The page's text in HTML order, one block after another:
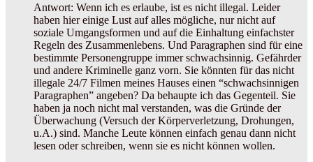
Antwort: Wenn ich es erlaube, ist es nicht illegal. Leider
haben hier einige Lust auf alles mögliche, nur nicht auf
soziale Umgangsformen und auf die Einhaltung einfachster
Regeln des Zusammenlebens. Und Paragraphen sind für eine
bestimmte Personengruppe immer schwachsinnig. Gefährder
und andere Kriminelle ganz vorn. Sie könnten für das nicht
illegale 24/7 Filmen meines Hauses einen “schwachsinnigen
Paragraphen” angeben? Da behaupte ich das Gegenteil. Sie
haben ja noch nicht mal verstanden, was die Gründe der
Überwachung (Versuch der Körperverletzung, Drohungen,
u.A.) sind. Manche Leute können einfach genau dann nicht
lesen oder schreiben, wenn sie es nicht können wollen.